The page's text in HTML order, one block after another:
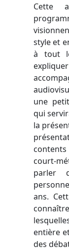
Cette
style et
à tout
une
qui
la
court-
parler
ans.
entière
des